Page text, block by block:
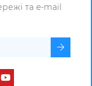
та e-mail